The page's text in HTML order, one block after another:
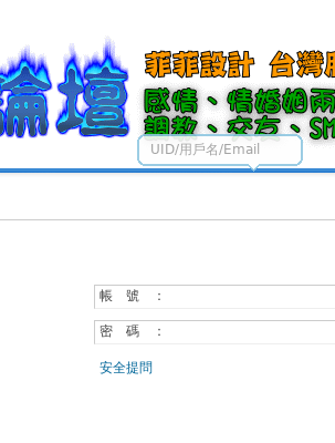
UID/用戶名/Email
帳 號 ：
密 碼 ：
安全提問